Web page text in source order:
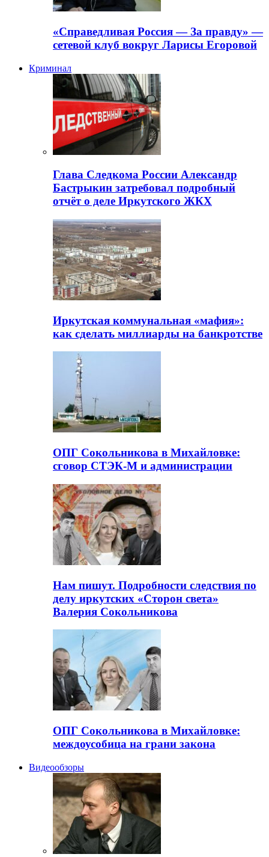
«Справедливая Россия — За правду» —
сетевой клуб вокруг Ларисы Егоровой
Криминал
Глава Следкома России Александр
Бастрыкин затребовал подробный
отчёт о деле Иркутского ЖКХ
Иркутская коммунальная «мафия»:
как сделать миллиарды на банкротстве
ОПГ Сокольникова в Михайловке:
сговор СТЭК-М и администрации
Нам пишут. Подробности следствия по
делу иркутских «Сторон света»
Валерия Сокольникова
ОПГ Сокольникова в Михайловке:
междоусобица на грани закона
Видеообзоры